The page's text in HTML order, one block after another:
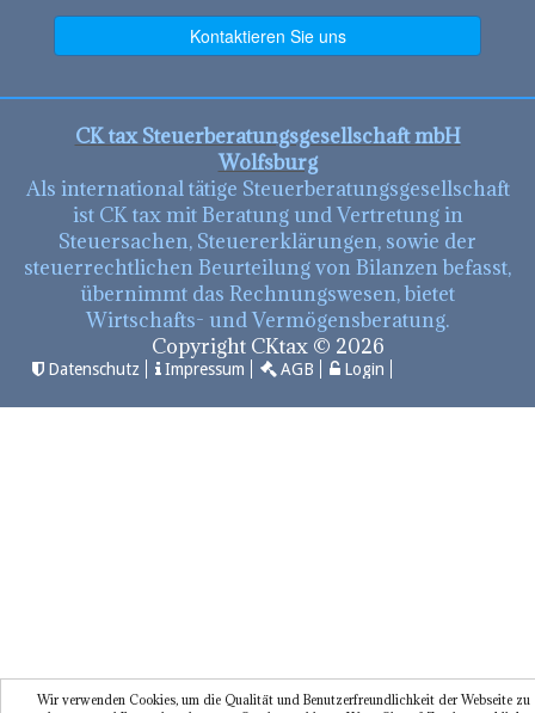
Wir verwenden Cookies, um die Qualität und Benutzerfreundlichkeit der Webseite zu
CK tax Steuerberatungsgesellschaft mbH
Wolfsburg
Als international tätige Steuerberatungsgesellschaft
ist CK tax mit Beratung und Vertretung in
Steuersachen, Steuererklärungen, sowie der
steuerrechtlichen Beurteilung von Bilanzen befasst,
übernimmt das Rechnungswesen, bietet
Wirtschafts- und Vermögensberatung.
Copyright CKtax © 2026
Datenschutz Impressum AGB Login